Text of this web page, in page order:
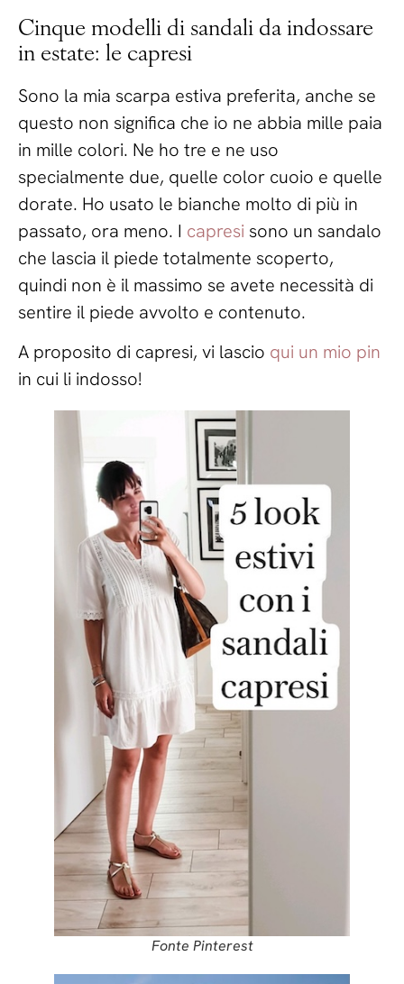
Cinque modelli di sandali da indossare
in estate: le capresi
Sono la mia scarpa estiva preferita, anche se
questo non significa che io ne abbia mille paia
in mille colori. Ne ho tre e ne uso
specialmente due, quelle color cuoio e quelle
dorate. Ho usato le bianche molto di più in
passato, ora meno. I capresi sono un sandalo
che lascia il piede totalmente scoperto,
quindi non è il massimo se avete necessità di
sentire il piede avvolto e contenuto.
A proposito di capresi, vi lascio qui un mio pin
in cui li indosso!
Fonte Pinterest